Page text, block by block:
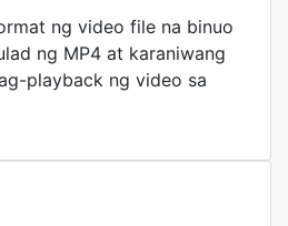
ng video file na binuo
ng MP4 at karaniwang
playback ng video sa